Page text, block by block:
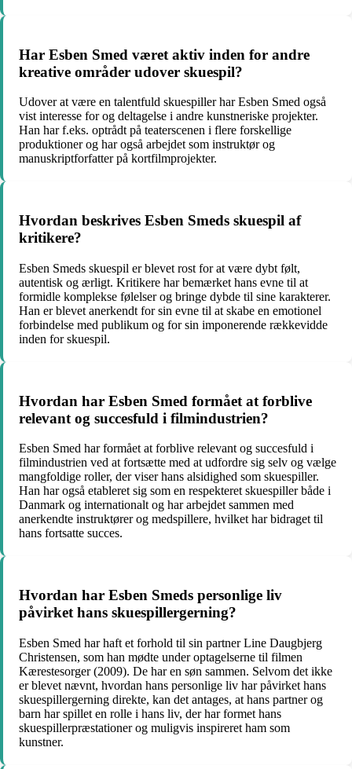
Har Esben Smed været aktiv inden for andre
kreative områder udover skuespil?
Udover at være en talentfuld skuespiller har Esben Smed også
vist interesse for og deltagelse i andre kunstneriske projekter.
Han har f.eks. optrådt på teaterscenen i flere forskellige
produktioner og har også arbejdet som instruktør og
manuskriptforfatter på kortfilmprojekter.
Hvordan beskrives Esben Smeds skuespil af
kritikere?
Esben Smeds skuespil er blevet rost for at være dybt følt,
autentisk og ærligt. Kritikere har bemærket hans evne til at
formidle komplekse følelser og bringe dybde til sine karakterer.
Han er blevet anerkendt for sin evne til at skabe en emotionel
forbindelse med publikum og for sin imponerende rækkevidde
inden for skuespil.
Hvordan har Esben Smed formået at forblive
relevant og succesfuld i filmindustrien?
Esben Smed har formået at forblive relevant og succesfuld i
filmindustrien ved at fortsætte med at udfordre sig selv og vælge
mangfoldige roller, der viser hans alsidighed som skuespiller.
Han har også etableret sig som en respekteret skuespiller både i
Danmark og internationalt og har arbejdet sammen med
anerkendte instruktører og medspillere, hvilket har bidraget til
hans fortsatte succes.
Hvordan har Esben Smeds personlige liv
påvirket hans skuespillergerning?
Esben Smed har haft et forhold til sin partner Line Daugbjerg
Christensen, som han mødte under optagelserne til filmen
Kærestesorger (2009). De har en søn sammen. Selvom det ikke
er blevet nævnt, hvordan hans personlige liv har påvirket hans
skuespillergerning direkte, kan det antages, at hans partner og
barn har spillet en rolle i hans liv, der har formet hans
skuespillerpræstationer og muligvis inspireret ham som
kunstner.